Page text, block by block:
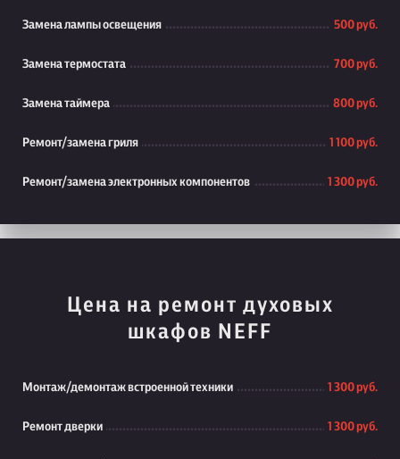
Замена лампы освещения 500 руб.
Замена термостата 700 руб.
Замена таймера 800 руб.
Ремонт/замена гриля 1 100 руб.
Ремонт/замена электронных компонентов 1 300 руб.
Цена на ремонт духовых
шкафов NEFF
Монтаж/демонтаж встроенной техники 1 300 руб.
Ремонт дверки 1 300 руб.